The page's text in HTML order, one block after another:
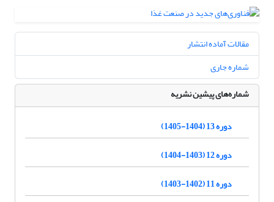
مقالات آماده انتشار
شماره جاری
شماره‌های پیشین نشریه
دوره 13 (1404-1405)
دوره 12 (1403-1404)
دوره 11 (1402-1403)